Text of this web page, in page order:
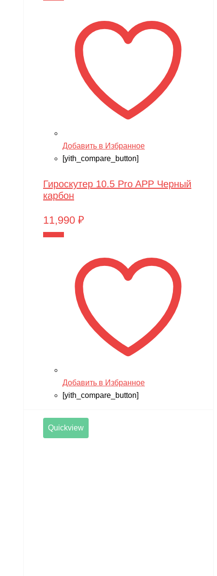
Добавить в Избранное
[yith_compare_button]
Гироскутер 10.5 Pro APP Черный
карбон
11,990 ₽
Добавить в Избранное
[yith_compare_button]
Quickview